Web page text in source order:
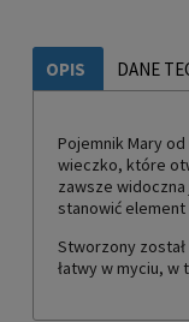
OPIS DANE
Pojemnik Mary
wieczko, które
zawsze
stanowić
Stworzony
łatwy w myciu,